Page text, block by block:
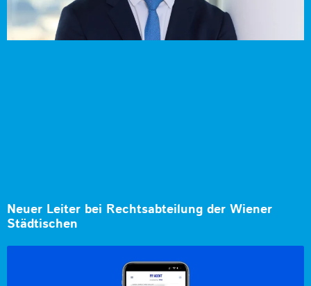
Neuer Leiter bei Rechtsabteilung der Wiener
Städtischen